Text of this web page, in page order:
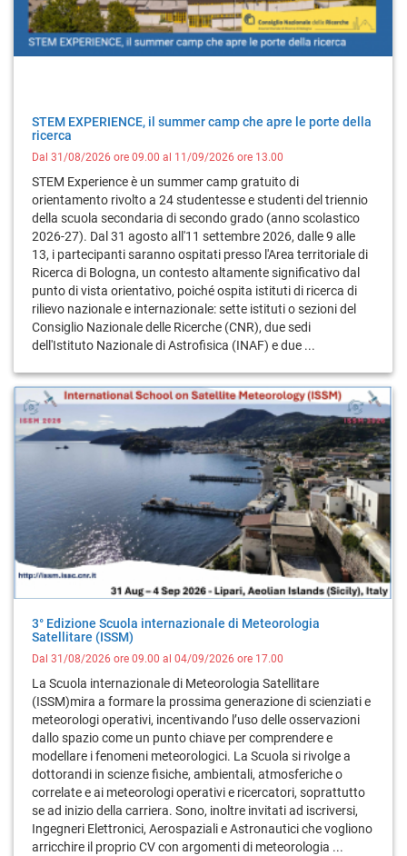
STEM EXPERIENCE, il summer camp che apre le porte della
ricerca
Dal 31/08/2026 ore 09.00 al 11/09/2026 ore 13.00
STEM Experience è un summer camp gratuito di
orientamento rivolto a 24 studentesse e studenti del triennio
della scuola secondaria di secondo grado (anno scolastico
2026-27). Dal 31 agosto all'11 settembre 2026, dalle 9 alle
13, i partecipanti saranno ospitati presso l'Area territoriale di
Ricerca di Bologna, un contesto altamente significativo dal
punto di vista orientativo, poiché ospita istituti di ricerca di
rilievo nazionale e internazionale: sette istituti o sezioni del
Consiglio Nazionale delle Ricerche (CNR), due sedi
dell'Istituto Nazionale di Astrofisica (INAF) e due ...
3° Edizione Scuola internazionale di Meteorologia
Satellitare (ISSM)
Dal 31/08/2026 ore 09.00 al 04/09/2026 ore 17.00
La Scuola internazionale di Meteorologia Satellitare
(ISSM)mira a formare la prossima generazione di scienziati e
meteorologi operativi, incentivando l’uso delle osservazioni
dallo spazio come un punto chiave per comprendere e
modellare i fenomeni meteorologici. La Scuola si rivolge a
dottorandi in scienze fisiche, ambientali, atmosferiche o
correlate e ai meteorologi operativi e ricercatori, soprattutto
se ad inizio della carriera. Sono, inoltre invitati ad iscriversi,
Ingegneri Elettronici, Aerospaziali e Astronautici che vogliono
arricchire il proprio CV con argomenti di meteorologia ...